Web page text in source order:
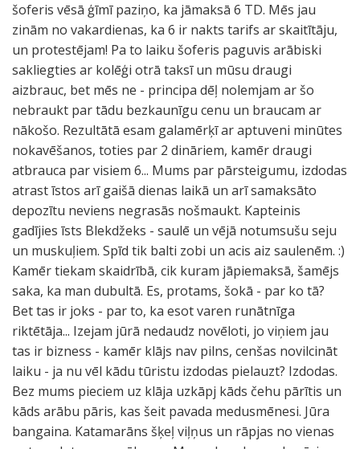
šoferis vēsā ģīmī paziņo, ka jāmaksā 6 TD. Mēs jau
zinām no vakardienas, ka 6 ir nakts tarifs ar skaitītāju,
un protestējam! Pa to laiku šoferis paguvis arābiski
sakliegties ar kolēģi otrā taksī un mūsu draugi
aizbrauc, bet mēs ne - principa dēļ nolemjam ar šo
nebraukt par tādu bezkaunīgu cenu un braucam ar
nākošo. Rezultātā esam galamērķī ar aptuveni minūtes
nokavēšanos, toties par 2 dināriem, kamēr draugi
atbrauca par visiem 6... Mums par pārsteigumu, izdodas
atrast īstos arī gaišā dienas laikā un arī samaksāto
depozītu neviens negrasās nošmaukt. Kapteinis
gadījies īsts Blekdžeks - saulē un vējā notumsušu seju
un muskuļiem. Spīd tik balti zobi un acis aiz saulenēm. :)
Kamēr tiekam skaidrībā, cik kuram jāpiemaksā, šamējs
saka, ka man dubultā. Es, protams, šokā - par ko tā?
Bet tas ir joks - par to, ka esot varen runātnīga
riktētāja... Izejam jūrā nedaudz novēloti, jo viņiem jau
tas ir bizness - kamēr klājs nav pilns, cenšas novilcināt
laiku - ja nu vēl kādu tūristu izdodas pielauzt? Izdodas.
Bez mums pieciem uz klāja uzkāpj kāds čehu pārītis un
kāds arābu pāris, kas šeit pavada medusmēnesi. Jūra
bangaina. Katamarāns šķeļ viļņus un rāpjas no vienas